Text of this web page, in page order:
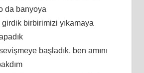
da banyoya
birbirimizi yıkamaya
başladık. ben amını